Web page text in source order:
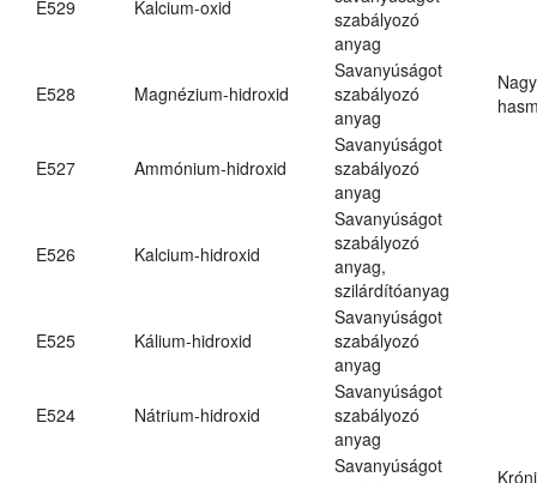
E529 Kalcium-oxid
szabályozó
anyag
E528 Magnézium-hidroxid
Savanyúságot
szabályozó
anyag
E527 Ammónium-hidroxid
Savanyúságot
szabályozó
anyag
E526 Kalcium-hidroxid
Savanyúságot
szabályozó
anyag,
szilárdítóanyag
E525 Kálium-hidroxid
Savanyúságot
szabályozó
anyag
E524 Nátrium-hidroxid
Savanyúságot
szabályozó
anyag
Savanyúságot